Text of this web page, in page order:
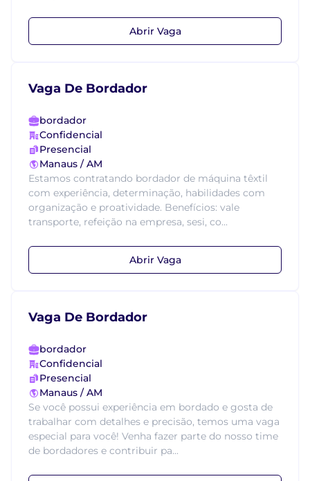
Abrir Vaga
Vaga De Bordador
bordador
Confidencial
Presencial
Manaus / AM
Estamos contratando bordador de máquina têxtil
com experiência, determinação, habilidades com
organização e proatividade. Benefícios: vale
transporte, refeição na empresa, sesi, co...
Abrir Vaga
Vaga De Bordador
bordador
Confidencial
Presencial
Manaus / AM
Se você possui experiência em bordado e gosta de
trabalhar com detalhes e precisão, temos uma vaga
especial para você! Venha fazer parte do nosso time
de bordadores e contribuir pa...